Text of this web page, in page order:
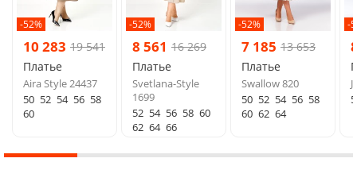
-52%
10 283 19 541
Платье
Aira Style 24437
50 52 54 56 58
60
-52%
8 561 16 269
Платье
Svetlana-Style
1699
52 54 56 58 60
62 64 66
-52%
7 185 13 653
Платье
Swallow 820
50 52 54 56 58
60 62 64
-